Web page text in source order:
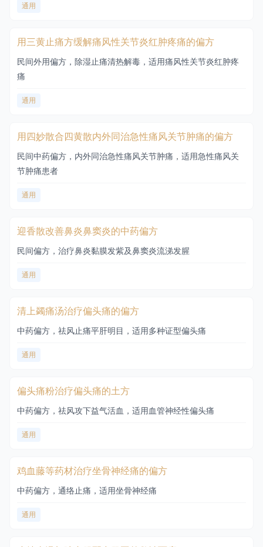
通用
用三黄止痛方缓解痛风性关节炎红肿疼痛的偏方
民间外用偏方，除湿止痛清热解毒，适用痛风性关节炎红肿疼
痛
通用
用四妙散合四黄散内外同治急性痛风关节肿痛的偏方
民间中药偏方，内外同治急性痛风关节肿痛，适用急性痛风关
节肿痛患者
通用
迎香散改善鼻炎鼻窦炎的中药偏方
民间偏方，治疗鼻炎黏膜发紫及鼻窦炎流涕发腥
通用
清上蠲痛汤治疗偏头痛的偏方
中药偏方，祛风止痛平肝明目，适用多种证型偏头痛
通用
偏头痛粉治疗偏头痛的土方
中药偏方，祛风攻下益气活血，适用血管神经性偏头痛
通用
鸡血藤等药材治疗坐骨神经痛的偏方
中药偏方，通络止痛，适用坐骨神经痛
通用